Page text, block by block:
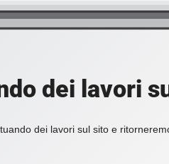
dei lavori
dei lavori sul sito e